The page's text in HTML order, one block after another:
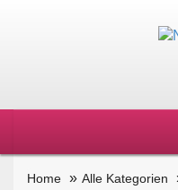
Home Alle Kategorien